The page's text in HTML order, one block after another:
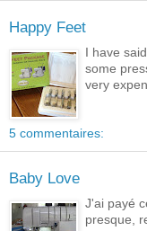
Happy Feet
I have
some
very
5 commentaires:
Baby Love
J'ai payé
presque,